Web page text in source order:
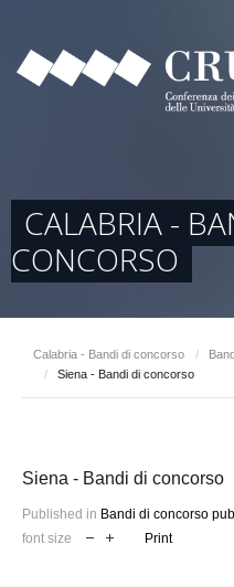
CALABRIA -
CONCORSO
Calabria - Bandi di concorso /
/
Siena - Bandi di concorso
Siena - Bandi di concorso
Published in Bandi di concorso
font size
Print